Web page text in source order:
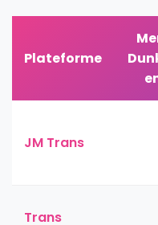
Plateforme
JM Trans
Trans